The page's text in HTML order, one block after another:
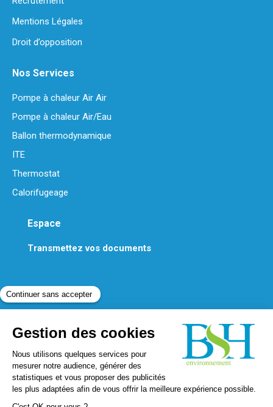
Mentions Légales
Droit d’opposition
Nos Services
Pompe à chaleur Air Air
Pompe à chaleur Air/Eau
Ballon thermodynamique
ITE
Thermostat
Calorifugeage
Espace
Transmettez vos documents
Contactez-nous
01 86 70 06 45
Mail :
contact@bshenvironnement.fr